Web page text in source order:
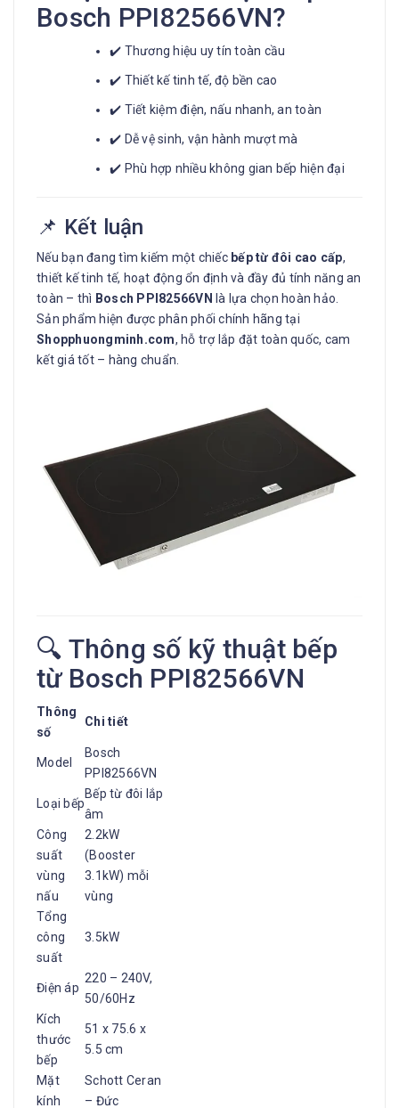
Bosch PPI82566VN?
✔️ Thương hiệu uy tín toàn cầu
✔️ Thiết kế tinh tế, độ bền cao
✔️ Tiết kiệm điện, nấu nhanh, an toàn
✔️ Dễ vệ sinh, vận hành mượt mà
✔️ Phù hợp nhiều không gian bếp hiện đại
📌 Kết luận
Nếu bạn đang tìm kiếm một chiếc bếp từ đôi cao cấp,
thiết kế tinh tế, hoạt động ổn định và đầy đủ tính năng an
toàn – thì Bosch PPI82566VN là lựa chọn hoàn hảo.
Sản phẩm hiện được phân phối chính hãng tại
Shopphuongminh.com, hỗ trợ lắp đặt toàn quốc, cam
kết giá tốt – hàng chuẩn.
🔍 Thông số kỹ thuật bếp
từ Bosch PPI82566VN
Thông
số
Chi tiết
Model
Bosch
PPI82566VN
Loại bếp
Bếp từ đôi lắp
âm
Công
suất
vùng
nấu
2.2kW
(Booster
3.1kW) mỗi
vùng
Tổng
công
suất
3.5kW
Điện áp
220 – 240V,
50/60Hz
Kích
thước
bếp
51 x 75.6 x
5.5 cm
Mặt
kính
Schott Ceran
– Đức